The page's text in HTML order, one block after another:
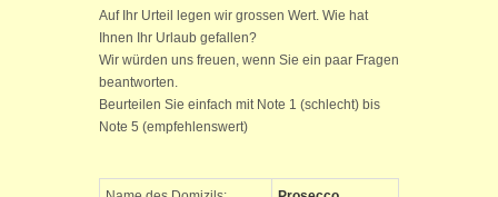
Auf Ihr Urteil legen wir grossen Wert. Wie hat
Ihnen Ihr Urlaub gefallen?
Wir würden uns freuen, wenn Sie ein paar Fragen
beantworten.
Beurteilen Sie einfach mit Note 1 (schlecht) bis
Note 5 (empfehlenswert)